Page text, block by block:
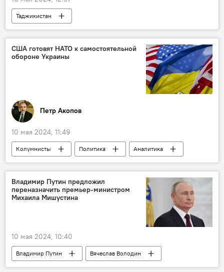
Таджикистан
Новости мигрантов из Центральной Азии в России
Россия
Миграция
Политика
сотрудничество
США готовят НАТО к самостоятельной
обороне Украины
Петр Акопов
10 мая 2024, 11:49
Колумнисты Политика
Аналитика
агрессия Запада
Россия
США
Армия и вооружение
Украина
Владимир Путин предложил
переназначить премьер-министром
Михаила Мишустина
10 мая 2024, 10:40
Владимир Путин
Вячеслав Володин
Михаил Мишустин
Политика